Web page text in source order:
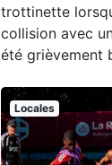
trottinette
collision avec
été grièvement
Locales